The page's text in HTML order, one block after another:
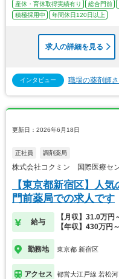
産休・育休取得実績有り
総合門前
積極採用中
年間休日120日以上
求人の詳細を見る
インタビュー 職場の薬剤師
更新日：2026年6月18日
正社員 調剤薬局
株式会社コクミン 国際医療セ
【東京都新宿区】人
門前薬局での求人です
給与
【月収】31.0万
【年収】430万円
勤務地 東京都 新宿区
アクセス 都営大江戸線 若松